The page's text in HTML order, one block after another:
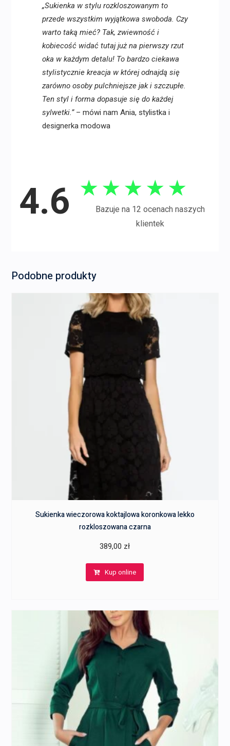
„Sukienka w stylu rozkloszowanym to
przede wszystkim wyjątkowa swoboda. Czy
warto taką mieć? Tak, zwiewność i
kobiecość widać tutaj już na pierwszy rzut
oka w każdym detalu! To bardzo ciekawa
stylistycznie kreacja w której odnajdą się
zarówno osoby pulchniejsze jak i szczupłe.
Ten styl i forma dopasuje się do każdej
sylwetki.”– mówi nam Ania, stylistka i
designerka modowa
4.6 ★ ★ ★ ★ ★
Bazuje na 12 ocenach naszych
klientek
Podobne produkty
Sukienka wieczorowa koktajlowa koronkowa lekko
rozkloszowana czarna
389,00 zł
Kup online